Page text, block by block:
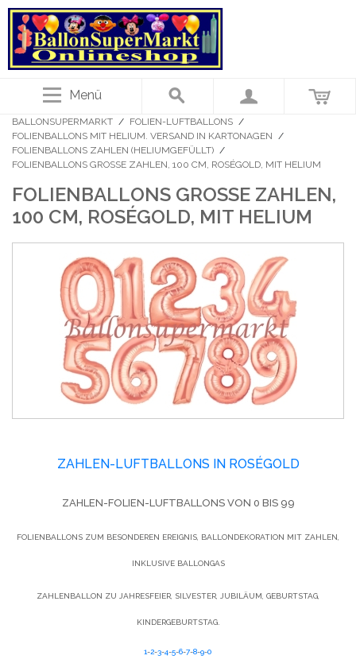
Menü
BALLONSUPERMARKT / FOLIEN-LUFTBALLONS /
FOLIENBALLONS MIT HELIUM. VERSAND IN KARTONAGEN /
FOLIENBALLONS ZAHLEN (HELIUMGEFÜLLT) /
FOLIENBALLONS GROSSE ZAHLEN, 100 CM, ROSÉGOLD, MIT HELIUM
FOLIENBALLONS GROSSE ZAHLEN, 1
00 CM, ROSÉGOLD, MIT HELIUM
ZAHLEN-LUFTBALLONS IN ROSÉGOLD
ZAHLEN-FOLIEN-LUFTBALLONS VON 0 BIS 99
FOLIENBALLONS ZUM BESONDEREN EREIGNIS, BALLONDEKORATION MIT ZAHLEN,
INKLUSIVE BALLONGAS
ZAHLENBALLON ZU JAHRESFEIER, SILVESTER, JUBILÄUM, GEBURTSTAG,
KINDERGEBURTSTAG.
1-2-3-4-5-6-7-8-9-0